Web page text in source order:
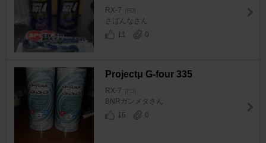
RX-7 [FD]
さばんなさん
11
0
Projectμ G-four 335
RX-7 [FD]
BNRガンメタさん
16
0